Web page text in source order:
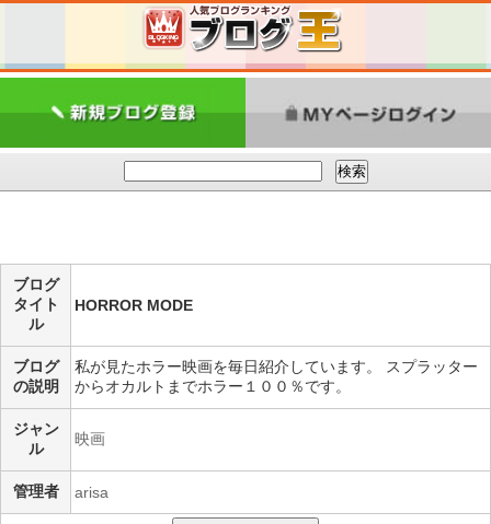
ブログ
タイト
ル
HORROR MODE
ブログ
の説明
私が見たホラー映画を毎日紹介しています。 スプラッター
からオカルトまでホラー１００％です。
ジャン
ル
映画
管理者 arisa